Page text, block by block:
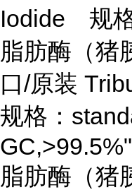
Iodide 规
脂肪酶（猪
口/原装
规格：
GC,>99.5%"
脂肪酶（猪